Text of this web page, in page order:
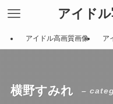
アイド
アイドル高画質画像 ア
横野すみれ –